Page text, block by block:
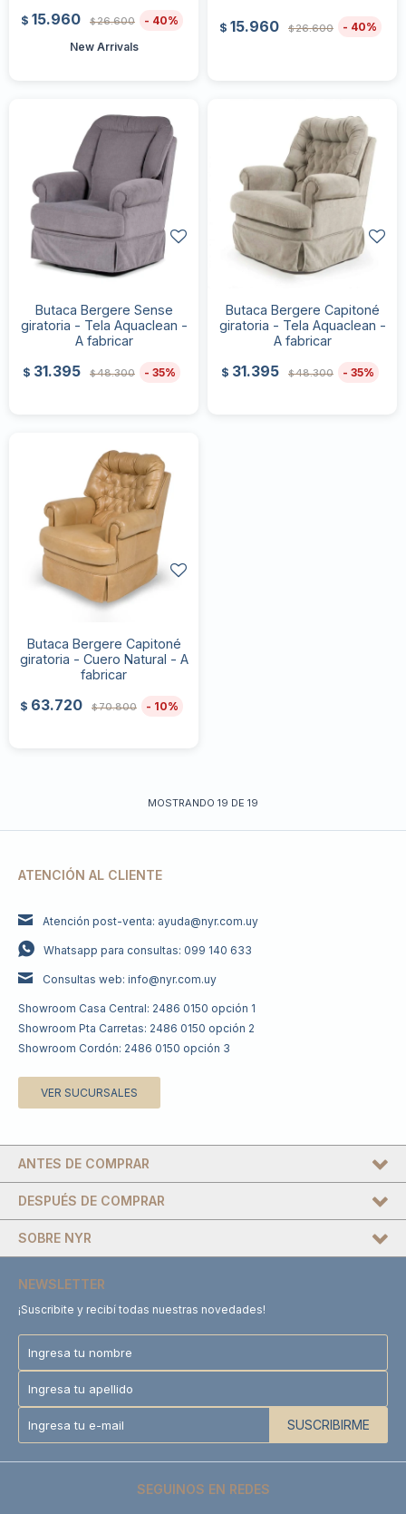
$ 15.960 $26.600
40
New Arrivals
$ 15.960 $26.600 40
Butaca Bergere Sense
giratoria - Tela Aquaclean -
A fabricar
$ 31.395 $48.300 35
Butaca Bergere Capitoné
giratoria - Tela Aquaclean -
A fabricar
$ 31.395 $48.300 35
Butaca Bergere Capitoné
giratoria - Cuero Natural - A
fabricar
$ 63.720 $70.800 10
MOSTRANDO 19 DE 19
ATENCIÓN AL CLIENTE
Atención post-venta: ayuda@nyr.com.uy
Whatsapp para consultas: 099 140 633
Consultas web: info@nyr.com.uy
Showroom Casa Central: 2486 0150 opción 1
Showroom Pta Carretas: 2486 0150 opción 2
Showroom Cordón: 2486 0150 opción 3
VER SUCURSALES
DESPUÉS DE COMPRAR
SOBRE NYR
ANTES DE COMPRAR
NEWSLETTER
¡Suscribite y recibí todas nuestras novedades!
SUSCRIBIRME
SEGUINOS EN REDES